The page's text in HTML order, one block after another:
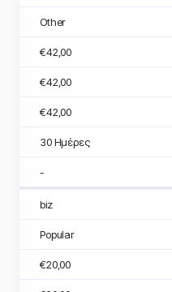
Other
€42,00
€42,00
€42,00
30 Ημέρες
-
biz
Popular
€20,00